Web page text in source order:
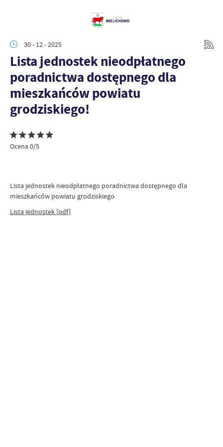
30 - 12 - 2025
Lista jednostek nieodpłatnego
poradnictwa dostępnego dla
mieszkańców powiatu
grodziskiego!
Ocena 0/5
Lista jednostek nieodpłatnego poradnictwa dostępnego dla
mieszkańców powiatu grodziskiego.
Lista jednostek [pdf]